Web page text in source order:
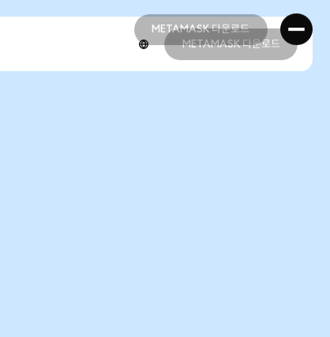
METAMASK 다운로드
METAMASK 다운로드
METAMASK 다운로드